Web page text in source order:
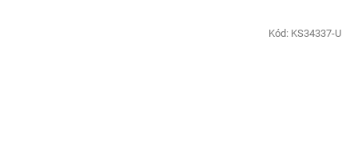
Kód: KS34337-U